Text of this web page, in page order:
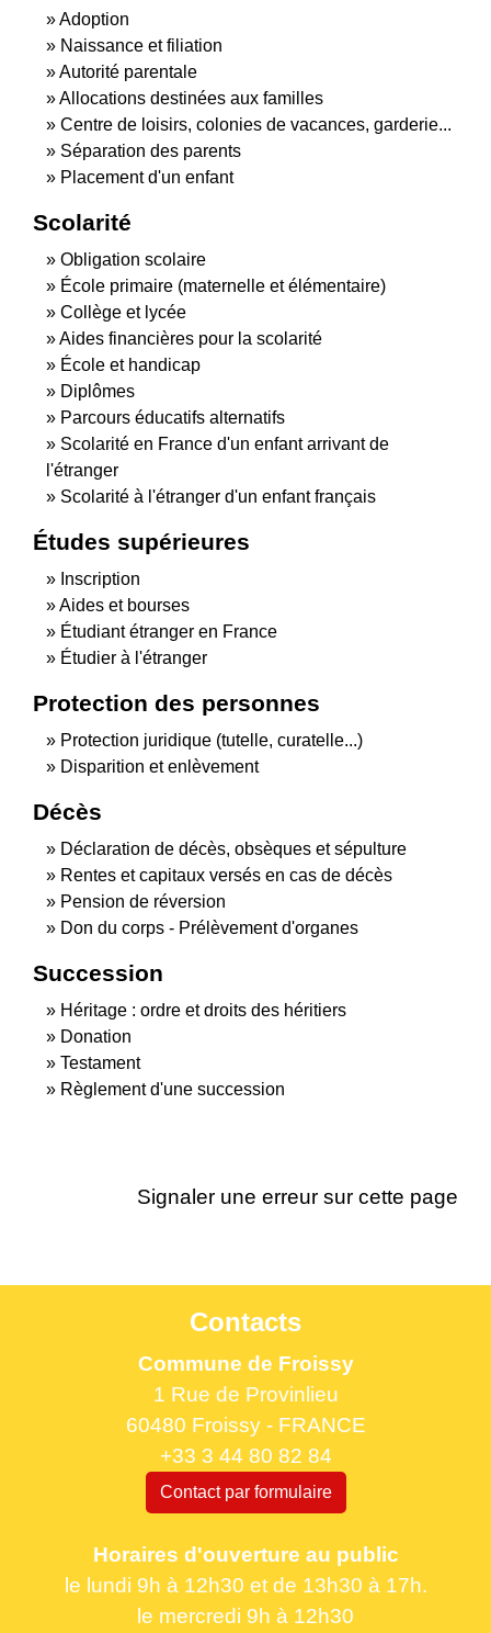
Adoption
Naissance et filiation
Autorité parentale
Allocations destinées aux familles
Centre de loisirs, colonies de vacances, garderie...
Séparation des parents
Placement d'un enfant
Scolarité
Obligation scolaire
École primaire (maternelle et élémentaire)
Collège et lycée
Aides financières pour la scolarité
École et handicap
Diplômes
Parcours éducatifs alternatifs
Scolarité en France d'un enfant arrivant de
l'étranger
Scolarité à l'étranger d'un enfant français
Études supérieures
Inscription
Aides et bourses
Étudiant étranger en France
Étudier à l'étranger
Protection des personnes
Protection juridique (tutelle, curatelle...)
Disparition et enlèvement
Décès
Déclaration de décès, obsèques et sépulture
Rentes et capitaux versés en cas de décès
Pension de réversion
Don du corps - Prélèvement d'organes
Succession
Héritage : ordre et droits des héritiers
Donation
Testament
Règlement d'une succession
Signaler une erreur sur cette page
Contacts
Commune de Froissy
1 Rue de Provinlieu
60480 Froissy - FRANCE
+33 3 44 80 82 84
Contact par formulaire
Horaires d'ouverture au public
le lundi 9h à 12h30 et de 13h30 à 17h.
le mercredi 9h à 12h30